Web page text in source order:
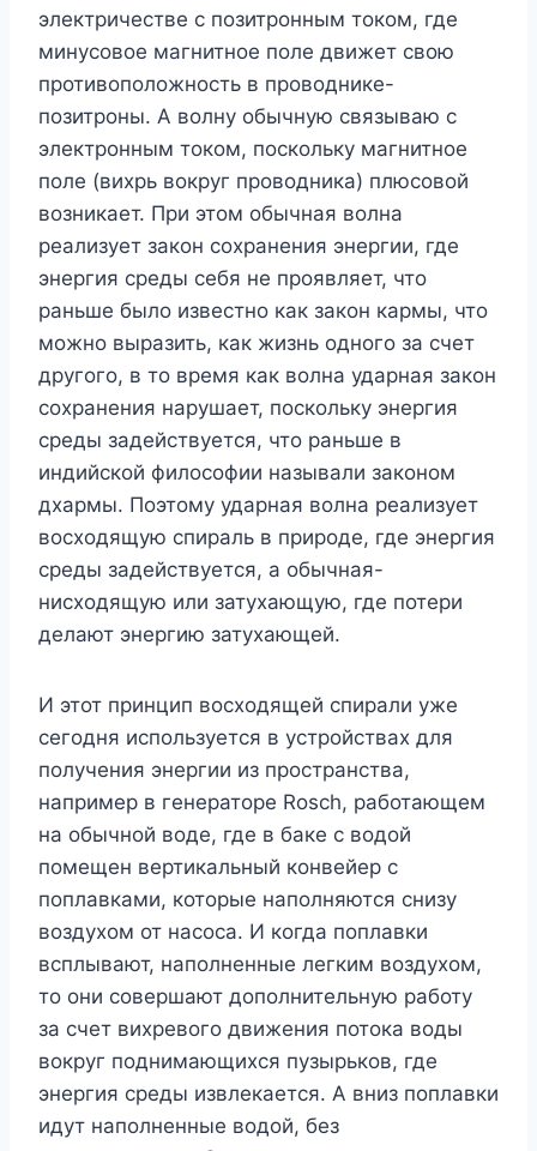
электричестве с позитронным током, где
минусовое магнитное поле движет свою
противоположность в проводнике-
позитроны. А волну обычную связываю с
электронным током, поскольку магнитное
поле (вихрь вокруг проводника) плюсовой
возникает. При этом обычная волна
реализует закон сохранения энергии, где
энергия среды себя не проявляет, что
раньше было известно как закон кармы, что
можно выразить, как жизнь одного за счет
другого, в то время как волна ударная закон
сохранения нарушает, поскольку энергия
среды задействуется, что раньше в
индийской философии называли законом
дхармы. Поэтому ударная волна реализует
восходящую спираль в природе, где энергия
среды задействуется, а обычная-
нисходящую или затухающую, где потери
делают энергию затухающей.
И этот принцип восходящей спирали уже
сегодня используется в устройствах для
получения энергии из пространства,
например в генераторе Rosch, работающем
на обычной воде, где в баке с водой
помещен вертикальный конвейер с
поплавками, которые наполняются снизу
воздухом от насоса. И когда поплавки
всплывают, наполненные легким воздухом,
то они совершают дополнительную работу
за счет вихревого движения потока воды
вокруг поднимающихся пузырьков, где
энергия среды извлекается. А вниз поплавки
идут наполненные водой, без